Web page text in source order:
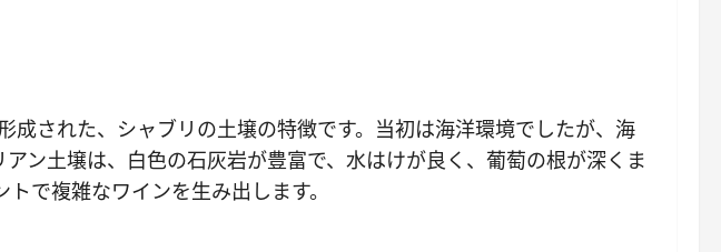
成された、シャブリの土壌の特徴です。当初は海洋環境でしたが、海
ン土壌は、白色の石灰岩が豊富で、水はけが良く、葡萄の根が深くま
で複雑なワインを生み出します。